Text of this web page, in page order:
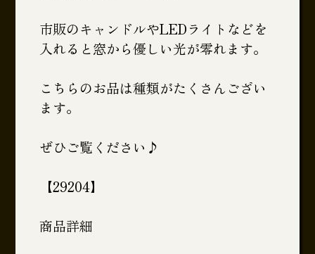
市販のキャンドルやLEDライトなどを
入れると窓から優しい光が零れます。
こちらのお品は種類がたくさんござい
ます。
ぜひご覧ください♪
【29204】
商品詳細